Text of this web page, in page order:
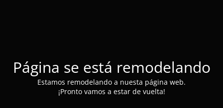
Página se está remodelando
Estamos remodelando a nuesta página web.
¡Pronto vamos a estar de vuelta!